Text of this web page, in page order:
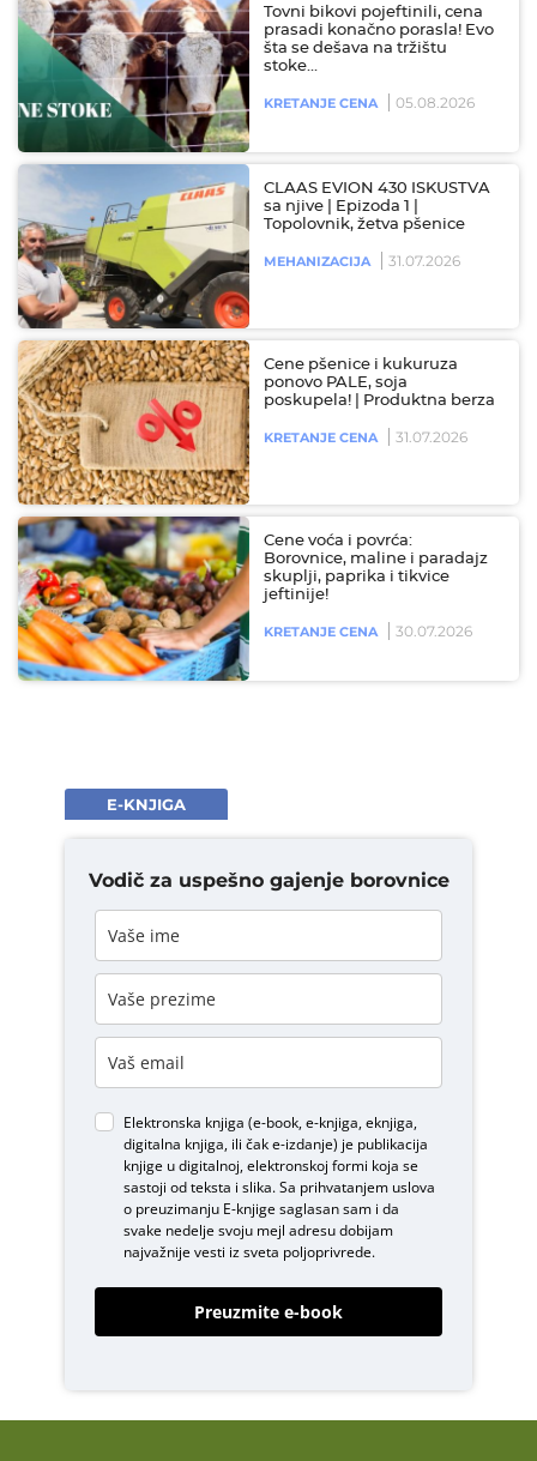
Tovni bikovi pojeftinili, cena
prasadi konačno porasla! Evo
šta se dešava na tržištu
stoke…
KRETANJE CENA 05.08.2026
CLAAS EVION 430 ISKUSTVA
sa njive | Epizoda 1 |
Topolovnik, žetva pšenice
MEHANIZACIJA 31.07.2026
Cene pšenice i kukuruza
ponovo PALE, soja
poskupela! | Produktna berza
KRETANJE CENA 31.07.2026
Cene voća i povrća:
Borovnice, maline i paradajz
skuplji, paprika i tikvice
jeftinije!
KRETANJE CENA 30.07.2026
E-KNJIGA
Vodič za uspešno gajenje borovnice
Elektronska knjiga (e-book, e-knjiga, eknjiga,
digitalna knjiga, ili čak e-izdanje) je publikacija
knjige u digitalnoj, elektronskoj formi koja se
sastoji od teksta i slika. Sa prihvatanjem uslova
o preuzimanju E-knjigesaglasan sam i da
svake nedelje svoju mejl adresu dobijam
najvažnije vesti iz sveta poljoprivrede.
Preuzmite e-book